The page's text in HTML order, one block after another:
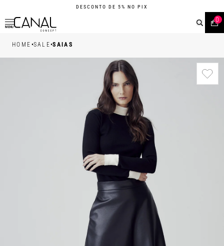
DESCONTO DE 5% NO PIX
MENU
0
HOME •SALE•SAIAS